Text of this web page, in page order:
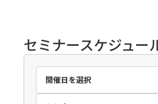
セミナースケジュー